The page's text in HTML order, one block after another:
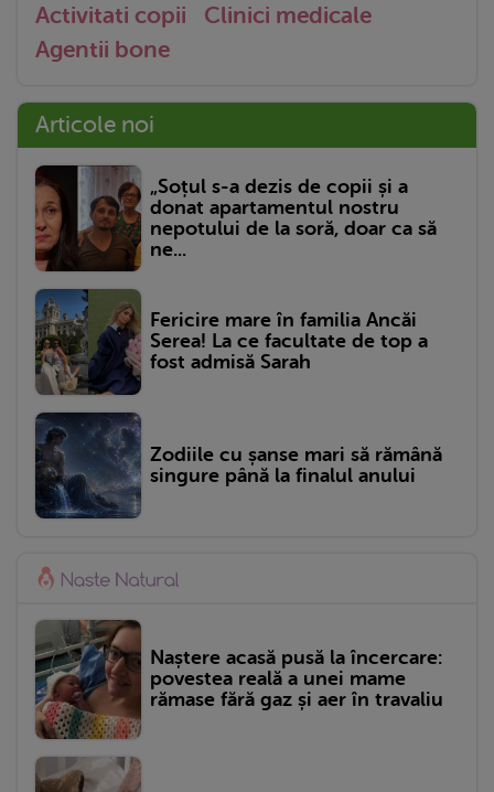
Activitati copii
Clinici medicale
Agentii bone
Articole noi
„Soțul s-a dezis de copii și a
donat apartamentul nostru
nepotului de la soră, doar ca să
ne...
Fericire mare în familia Ancăi
Serea! La ce facultate de top a
fost admisă Sarah
Zodiile cu șanse mari să rămână
singure până la finalul anului
Naștere acasă pusă la încercare:
povestea reală a unei mame
rămase fără gaz și aer în travaliu